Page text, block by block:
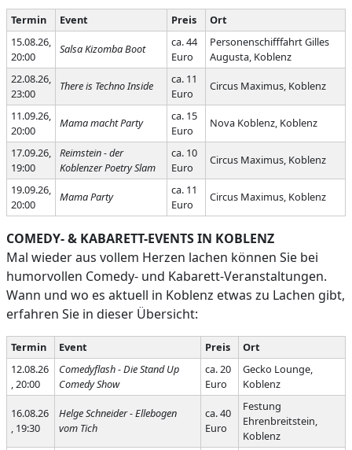
Termin Event Preis
Ort
15.08.26,
20:00
Salsa Kizomba Boot
ca. 44
Euro
Personenschifffahrt Gilles
Augusta, Koblenz
22.08.26,
23:00
There is Techno Inside
ca. 11
Euro
Circus Maximus, Koblenz
11.09.26,
20:00
Mama macht Party
ca. 15
Euro
Nova Koblenz, Koblenz
17.09.26,
19:00
Reimstein - der
Koblenzer Poetry Slam
ca. 10
Euro
Circus Maximus, Koblenz
19.09.26,
20:00
Mama Party
ca. 11
Euro
Circus Maximus, Koblenz
COMEDY- & KABARETT-EVENTS IN KOBLENZ
Mal wieder aus vollem Herzen lachen können Sie bei
humorvollen Comedy- und Kabarett-Veranstaltungen.
Wann und wo es aktuell in Koblenz etwas zu Lachen gibt,
erfahren Sie in dieser Übersicht:
Termin Event Preis
Ort
12.08.26
, 20:00
Comedyflash - Die Stand Up
Comedy Show
ca. 20
Euro
Gecko Lounge,
Koblenz
16.08.26
, 19:30
Helge Schneider - Ellebogen
vom Tich
ca. 40
Euro
Festung
Ehrenbreitstein,
Koblenz